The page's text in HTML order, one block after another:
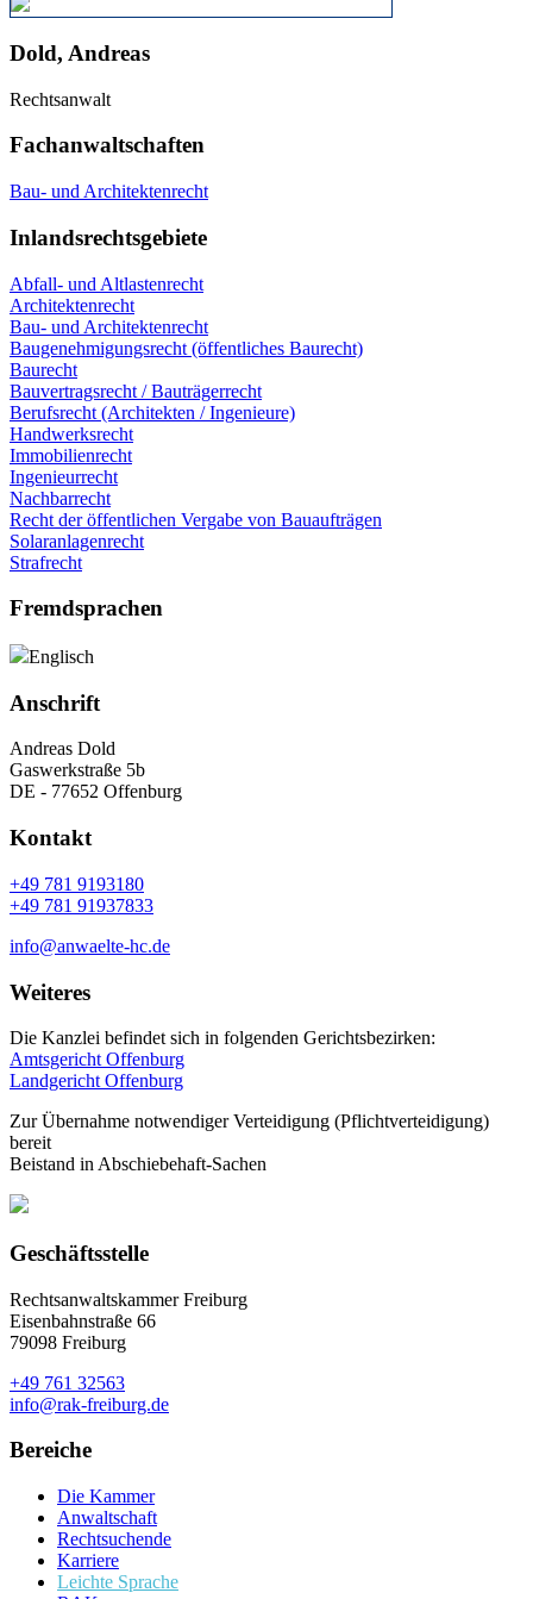
Dold, Andreas
Rechtsanwalt
Fachanwaltschaften
Bau- und Architektenrecht
Inlandsrechtsgebiete
Abfall- und Altlastenrecht
Architektenrecht
Bau- und Architektenrecht
Baugenehmigungsrecht (öffentliches Baurecht)
Baurecht
Bauvertragsrecht / Bauträgerrecht
Berufsrecht (Architekten / Ingenieure)
Handwerksrecht
Immobilienrecht
Ingenieurrecht
Nachbarrecht
Recht der öffentlichen Vergabe von Bauaufträgen
Solaranlagenrecht
Strafrecht
Fremdsprachen
Englisch
Anschrift
Andreas Dold
Gaswerkstraße 5b
DE - 77652 Offenburg
Kontakt
+49 781 9193180
+49 781 91937833
info@anwaelte-hc.de
Weiteres
Die Kanzlei befindet sich in folgenden Gerichtsbezirken:
Amtsgericht Offenburg
Landgericht Offenburg
Zur Übernahme notwendiger Verteidigung (Pflichtverteidigung)
bereit
Beistand in Abschiebehaft-Sachen
Geschäftsstelle
Rechtsanwaltskammer Freiburg
Eisenbahnstraße 66
79098 Freiburg
+49 761 32563
info@rak-freiburg.de
Bereiche
Die Kammer
Anwaltschaft
Rechtsuchende
Karriere
Leichte Sprache